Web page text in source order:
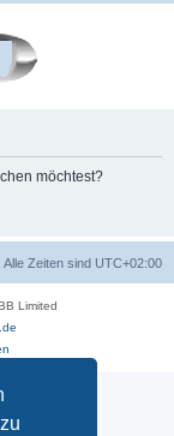
möchtest?
Alle Zeiten sind UTC+02:00
Limited